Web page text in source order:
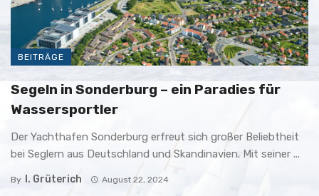
BEITRÄGE
Segeln in Sonderburg – ein Paradies für
Wassersportler
Der Yachthafen Sonderburg erfreut sich großer Beliebtheit
bei Seglern aus Deutschland und Skandinavien. Mit seiner ...
By I. Grüterich August 22, 2024